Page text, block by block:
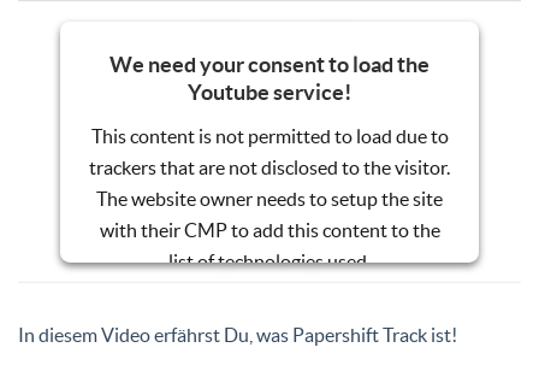
We need your consent to load the
Youtube service!
This content is not permitted to load due to
trackers that are not disclosed to the visitor.
The website owner needs to setup the site
with their CMP to add this content to the
list of technologies used.
In diesem Video erfährst Du, was Papershift Track ist!